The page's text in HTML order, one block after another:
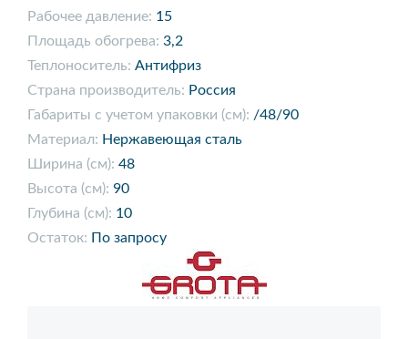
Рабочее давление: 15
Площадь обогрева: 3,2
Теплоноситель: Антифриз
Страна производитель: Россия
Габариты с учетом упаковки (см): /48/90
Материал: Нержавеющая сталь
Ширина (см): 48
Высота (см): 90
Глубина (см): 10
Остаток: По запросу